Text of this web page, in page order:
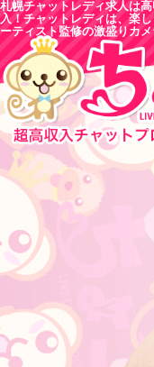
札幌チャットレディ求人は
入！チャットレディは、楽
ーティスト監修の激盛りカ